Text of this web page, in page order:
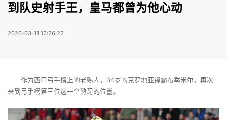
到队史射手王，皇马都曾为他心动
2026-03-11 12:26:22
作为西甲弓手榜上的老熟人，34岁的克罗地亚锋霸布季米尔，再次
来到弓手榜第三位这一个熟习的位置。